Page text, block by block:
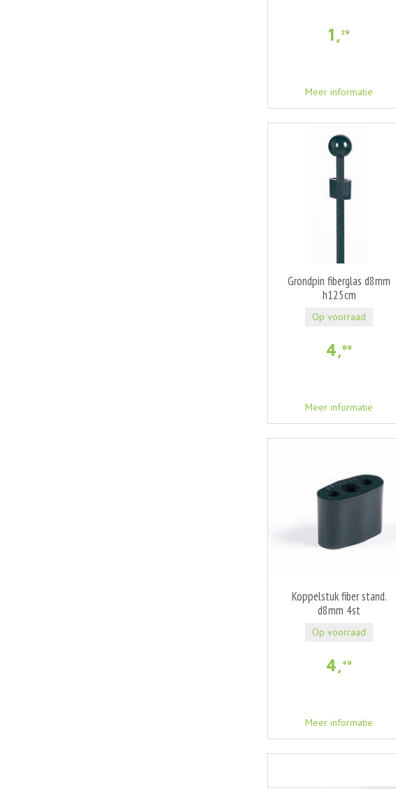
1,29
Meer informatie
Grondpin fiberglas d8mm
h125cm
4,89
Meer informatie
Op voorraad
Koppelstuk fiber stand.
d8mm 4st
4,49
Meer informatie
Op voorraad